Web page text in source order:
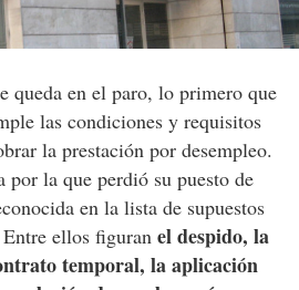
queda en el paro, lo primero que
las condiciones y requisitos
la prestación por desempleo.
por la que perdió su puesto de
en la lista de supuestos
ellos figuran el despido, la
temporal, la aplicación